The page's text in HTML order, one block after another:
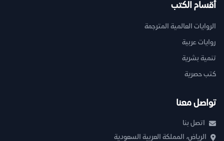
أقسام الكتب
الروايات العالمية المترجمة
روايات عربية
تنمية بشرية
كتب حصرية
تواصل معنا
اتصل بنا
الرياض، المملكة العربية السعودية